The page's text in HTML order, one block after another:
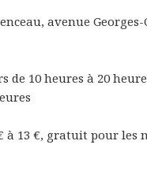
avenue
de 10 heures à 20
à 13 €, gratuit pour les